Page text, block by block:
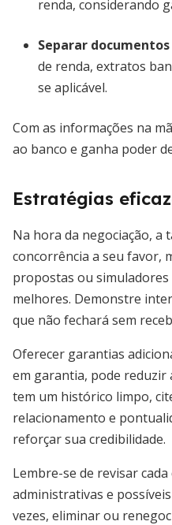
renda, considerando
Separar
de renda, extratos
se aplicável.
Com as informações na
ao banco e ganha poder
Estratégias
Na hora da negociação, a
concorrência a seu favor,
propostas ou simuladores
melhores. Demonstre
que não fechará sem
Oferecer garantias
em garantia, pode reduzir
tem um histórico limpo,
relacionamento e
reforçar sua credibilidade.
Lembre-se de revisar
administrativas e
vezes, eliminar ou